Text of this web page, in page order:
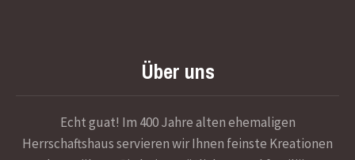
Über uns
Echt guat! Im 400 Jahre alten ehemaligen
Herrschaftshaus servieren wir Ihnen feinste Kreationen